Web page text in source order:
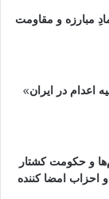
مبارزه و مقاومت
اعدام در ایران»
و حکومت کشتار
احزاب امضا کننده